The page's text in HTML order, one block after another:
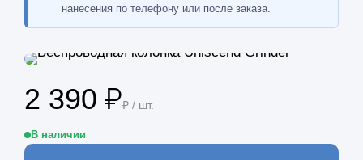
нанесения по телефону или после заказа.
2 390 ₽ / шт.
В наличии